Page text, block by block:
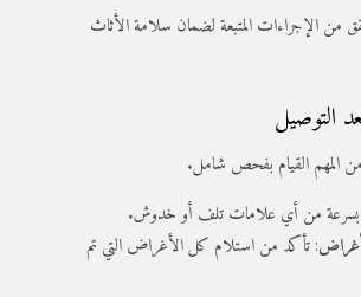
من الإجراءات المتبعة لضمان سلامة الأثاث
التوصيل
المهم القيام بفحص شامل.
من أي علامات تلف أو خدوش.
: تأكد من استلام كل الأغراض التي تم